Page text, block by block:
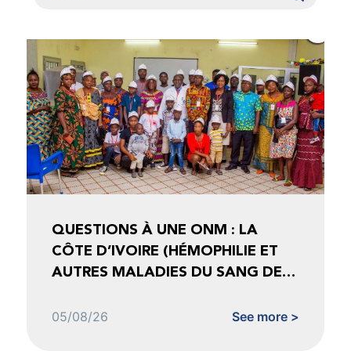
QUESTIONS À UNE ONM : LA
CÔTE D’IVOIRE (HÉMOPHILIE ET
AUTRES MALADIES DU SANG DE
05/08/26 See more >